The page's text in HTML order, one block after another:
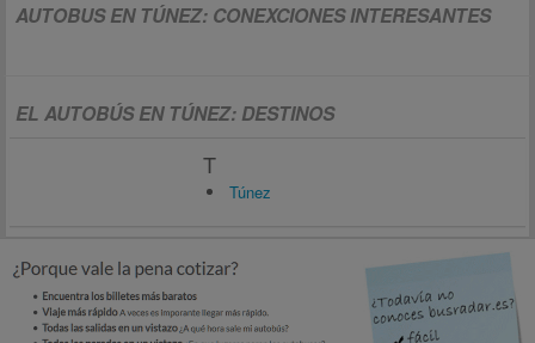
AUTOBUS EN TÚNEZ: CONEXCIONES INTERESANTES
EL AUTOBÚS EN TÚNEZ: DESTINOS
T
Túnez